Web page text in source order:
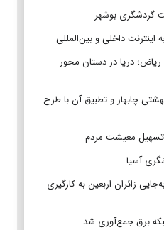
گردشگری بوشهر
داخلی و بین‌المللی
دریا در دستان محور
چابهار و تطبیق آن با طرح
تسهیل معیشت مردم
زائران اربعین به‌ کارگیری